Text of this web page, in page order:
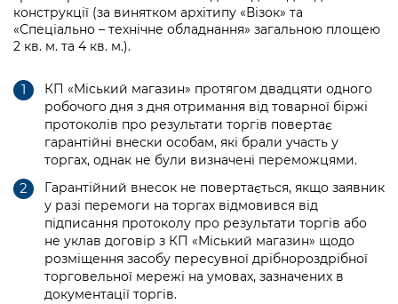
конструкції (за винятком архітипу «Візок» та
«Спеціально – технічне обладнання» загальною площею
2 кв. м. та 4 кв. м.).
КП «Міський магазин» протягом двадцяти одного
робочого дня з дня отримання від товарної біржі
протоколів про результати торгів повертає
гарантійні внески особам, які брали участь у
торгах, однак не були визначені переможцями.
Гарантійний внесок не повертається, якщо заявник
у разі перемоги на торгах відмовився від
підписання протоколу про результати торгів або
не уклав договір з КП «Міський магазин» щодо
розміщення засобу пересувної дрібнороздрібної
торговельної мережі на умовах, зазначених в
документації торгів.